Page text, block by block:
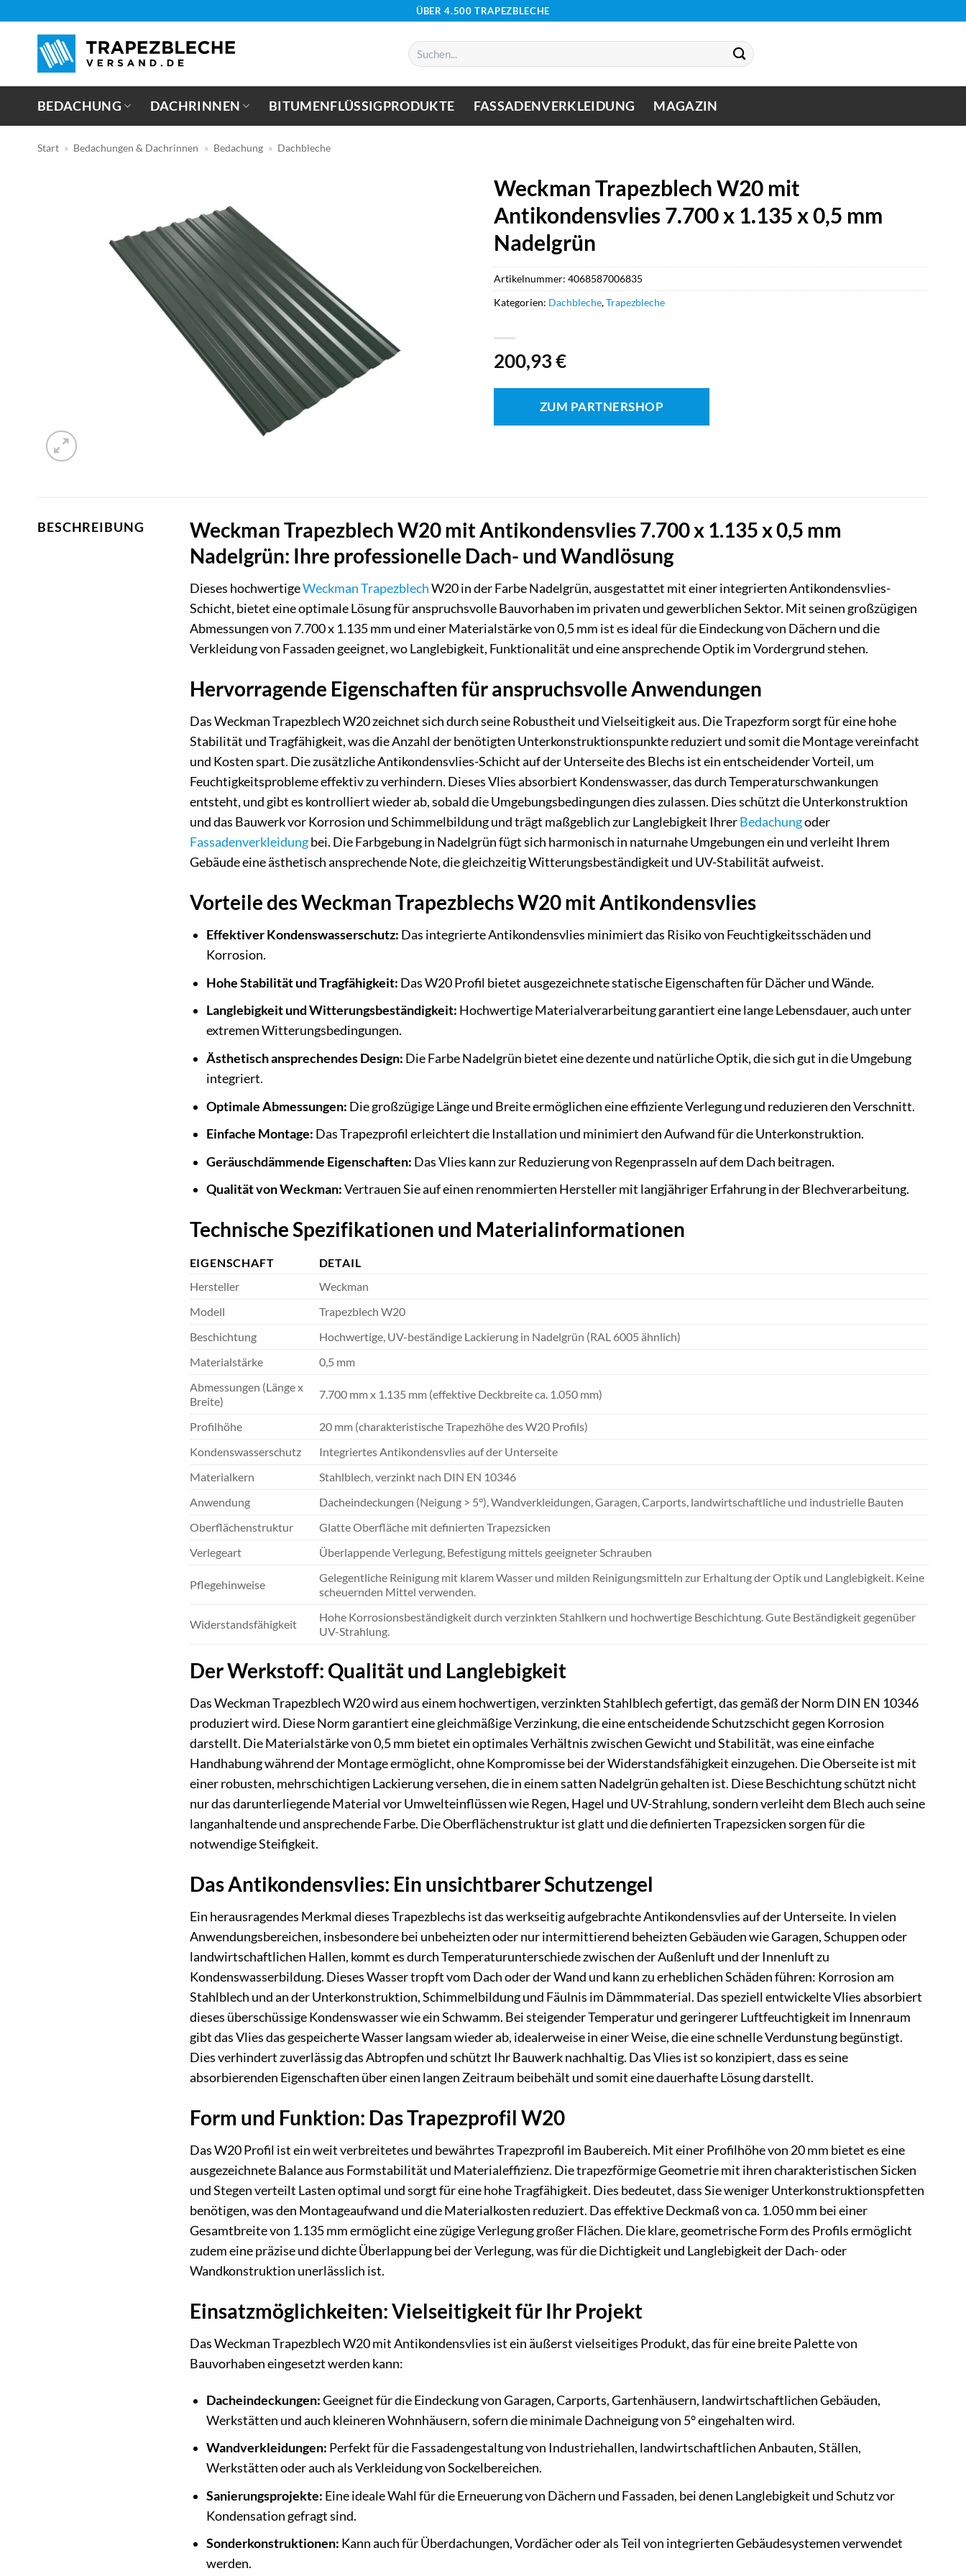
springen
ÜBER 4.500 TRAPEZBLECHE
Suchen
nach:
BEDACHUNG DACHRINNEN BITUMENFLÜSSIGPRODUKTE FASSADENVERKLEIDUNG MAGAZIN
Start » Bedachungen & Dachrinnen » Bedachung » Dachbleche
Weckman Trapezblech W20 mit
Antikondensvlies 7.700 x 1.135 x 0,5 mm
Nadelgrün
200,93€
ZUM PARTNERSHOP
Artikelnummer: 4068587006835
Kategorien: Dachbleche,Trapezbleche
BESCHREIBUNG
Weckman Trapezblech W20 mit Antikondensvlies 7.700 x 1.135 x 0,5 mm
Nadelgrün: Ihre professionelle Dach- und Wandlösung
Dieses hochwertigeWeckmanTrapezblechW20 in der Farbe Nadelgrün, ausgestattet mit einer integrierten Antikondensvlies-
Schicht, bietet eine optimale Lösung für anspruchsvolle Bauvorhaben im privaten und gewerblichen Sektor. Mit seinen großzügigen
Abmessungen von 7.700 x 1.135 mm und einer Materialstärke von 0,5 mm ist es ideal für die Eindeckung von Dächern und die
Verkleidung von Fassaden geeignet, wo Langlebigkeit, Funktionalität und eine ansprechende Optik im Vordergrund stehen.
Hervorragende Eigenschaften für anspruchsvolle Anwendungen
Das Weckman Trapezblech W20 zeichnet sich durch seine Robustheit und Vielseitigkeit aus. Die Trapezform sorgt für eine hohe
Stabilität und Tragfähigkeit, was die Anzahl der benötigten Unterkonstruktionspunkte reduziert und somit die Montage vereinfacht
und Kosten spart. Die zusätzliche Antikondensvlies-Schicht auf der Unterseite des Blechs ist ein entscheidender Vorteil, um
Feuchtigkeitsprobleme effektiv zu verhindern. Dieses Vlies absorbiert Kondenswasser, das durch Temperaturschwankungen
entsteht, und gibt es kontrolliert wieder ab, sobald die Umgebungsbedingungen dies zulassen. Dies schützt die Unterkonstruktion
und das Bauwerk vor Korrosion und Schimmelbildung und trägt maßgeblich zur Langlebigkeit IhrerBedachungoder
Fassadenverkleidungbei. Die Farbgebung in Nadelgrün fügt sich harmonisch in naturnahe Umgebungen ein und verleiht Ihrem
Gebäude eine ästhetisch ansprechende Note, die gleichzeitig Witterungsbeständigkeit und UV-Stabilität aufweist.
Vorteile des Weckman Trapezblechs W20 mit Antikondensvlies
Effektiver Kondenswasserschutz: Das integrierte Antikondensvlies minimiert das Risiko von Feuchtigkeitsschäden und
Korrosion.
Hohe Stabilität und Tragfähigkeit: Das W20 Profil bietet ausgezeichnete statische Eigenschaften für Dächer und Wände.
Langlebigkeit und Witterungsbeständigkeit: Hochwertige Materialverarbeitung garantiert eine lange Lebensdauer, auch unter
extremen Witterungsbedingungen.
Ästhetisch ansprechendes Design: Die Farbe Nadelgrün bietet eine dezente und natürliche Optik, die sich gut in die Umgebung
integriert.
Optimale Abmessungen: Die großzügige Länge und Breite ermöglichen eine effiziente Verlegung und reduzieren den Verschnitt.
Einfache Montage: Das Trapezprofil erleichtert die Installation und minimiert den Aufwand für die Unterkonstruktion.
Geräuschdämmende Eigenschaften: Das Vlies kann zur Reduzierung von Regenprasseln auf dem Dach beitragen.
Qualität von Weckman:Vertrauen Sie auf einen renommierten Hersteller mit langjähriger Erfahrung in der Blechverarbeitung.
Technische Spezifikationen und Materialinformationen
EIGENSCHAFT
DETAIL
Hersteller
Weckman
Modell
Trapezblech W20
Beschichtung
Hochwertige, UV-beständige Lackierung in Nadelgrün (RAL 6005 ähnlich)
Materialstärke
0,5 mm
Abmessungen (Länge x
Breite)
7.700 mm x 1.135 mm (effektive Deckbreite ca. 1.050 mm)
Profilhöhe
20 mm (charakteristische Trapezhöhe des W20 Profils)
Kondenswasserschutz
Integriertes Antikondensvlies auf der Unterseite
Materialkern
Stahlblech, verzinkt nach DIN EN 10346
Anwendung
Dacheindeckungen (Neigung > 5°), Wandverkleidungen, Garagen, Carports, landwirtschaftliche und industrielle Bauten
Oberflächenstruktur
Glatte Oberfläche mit definierten Trapezsicken
Verlegeart
Überlappende Verlegung, Befestigung mittels geeigneter Schrauben
Pflegehinweise
Gelegentliche Reinigung mit klarem Wasser und milden Reinigungsmitteln zur Erhaltung der Optik und Langlebigkeit. Keine
scheuernden Mittel verwenden.
Widerstandsfähigkeit
Hohe Korrosionsbeständigkeit durch verzinkten Stahlkern und hochwertige Beschichtung. Gute Beständigkeit gegenüber
UV-Strahlung.
Der Werkstoff: Qualität und Langlebigkeit
Das Weckman Trapezblech W20 wird aus einem hochwertigen, verzinkten Stahlblech gefertigt, das gemäß der Norm DIN EN 10346
produziert wird. Diese Norm garantiert eine gleichmäßige Verzinkung, die eine entscheidende Schutzschicht gegen Korrosion
darstellt. Die Materialstärke von 0,5 mm bietet ein optimales Verhältnis zwischen Gewicht und Stabilität, was eine einfache
Handhabung während der Montage ermöglicht, ohne Kompromisse bei der Widerstandsfähigkeit einzugehen. Die Oberseite ist mit
einer robusten, mehrschichtigen Lackierung versehen, die in einem satten Nadelgrün gehalten ist. Diese Beschichtung schützt nicht
nur das darunterliegende Material vor Umwelteinflüssen wie Regen, Hagel und UV-Strahlung, sondern verleiht dem Blech auch seine
langanhaltende und ansprechende Farbe. Die Oberflächenstruktur ist glatt und die definierten Trapezsicken sorgen für die
notwendige Steifigkeit.
Das Antikondensvlies: Ein unsichtbarer Schutzengel
Ein herausragendes Merkmal dieses Trapezblechs ist das werkseitig aufgebrachte Antikondensvlies auf der Unterseite. In vielen
Anwendungsbereichen, insbesondere bei unbeheizten oder nur intermittierend beheizten Gebäuden wie Garagen, Schuppen oder
landwirtschaftlichen Hallen, kommt es durch Temperaturunterschiede zwischen der Außenluft und der Innenluft zu
Kondenswasserbildung. Dieses Wasser tropft vom Dach oder der Wand und kann zu erheblichen Schäden führen: Korrosion am
Stahlblech und an der Unterkonstruktion, Schimmelbildung und Fäulnis im Dämmmaterial. Das speziell entwickelte Vlies absorbiert
dieses überschüssige Kondenswasser wie ein Schwamm. Bei steigender Temperatur und geringerer Luftfeuchtigkeit im Innenraum
gibt das Vlies das gespeicherte Wasser langsam wieder ab, idealerweise in einer Weise, die eine schnelle Verdunstung begünstigt.
Dies verhindert zuverlässig das Abtropfen und schützt Ihr Bauwerk nachhaltig. Das Vlies ist so konzipiert, dass es seine
absorbierenden Eigenschaften über einen langen Zeitraum beibehält und somit eine dauerhafte Lösung darstellt.
Form und Funktion: Das Trapezprofil W20
Das W20 Profil ist ein weit verbreitetes und bewährtes Trapezprofil im Baubereich. Mit einer Profilhöhe von 20 mm bietet es eine
ausgezeichnete Balance aus Formstabilität und Materialeffizienz. Die trapezförmige Geometrie mit ihren charakteristischen Sicken
und Stegen verteilt Lasten optimal und sorgt für eine hohe Tragfähigkeit. Dies bedeutet, dass Sie weniger Unterkonstruktionspfetten
benötigen, was den Montageaufwand und die Materialkosten reduziert. Das effektive Deckmaß von ca. 1.050 mm bei einer
Gesamtbreite von 1.135 mm ermöglicht eine zügige Verlegung großer Flächen. Die klare, geometrische Form des Profils ermöglicht
zudem eine präzise und dichte Überlappung bei der Verlegung, was für die Dichtigkeit und Langlebigkeit der Dach- oder
Wandkonstruktion unerlässlich ist.
Einsatzmöglichkeiten: Vielseitigkeit für Ihr Projekt
Das Weckman Trapezblech W20 mit Antikondensvlies ist ein äußerst vielseitiges Produkt, das für eine breite Palette von
Bauvorhaben eingesetzt werden kann:
Dacheindeckungen:Geeignet für die Eindeckung von Garagen, Carports, Gartenhäusern, landwirtschaftlichen Gebäuden,
Werkstätten und auch kleineren Wohnhäusern, sofern die minimale Dachneigung von 5° eingehalten wird.
Wandverkleidungen: Perfekt für die Fassadengestaltung von Industriehallen, landwirtschaftlichen Anbauten, Ställen,
Werkstätten oder auch als Verkleidung von Sockelbereichen.
Sanierungsprojekte: Eine ideale Wahl für die Erneuerung von Dächern und Fassaden, bei denen Langlebigkeit und Schutz vor
Kondensation gefragt sind.
Sonderkonstruktionen: Kann auch für Überdachungen, Vordächer oder als Teil von integrierten Gebäudesystemen verwendet
werden.